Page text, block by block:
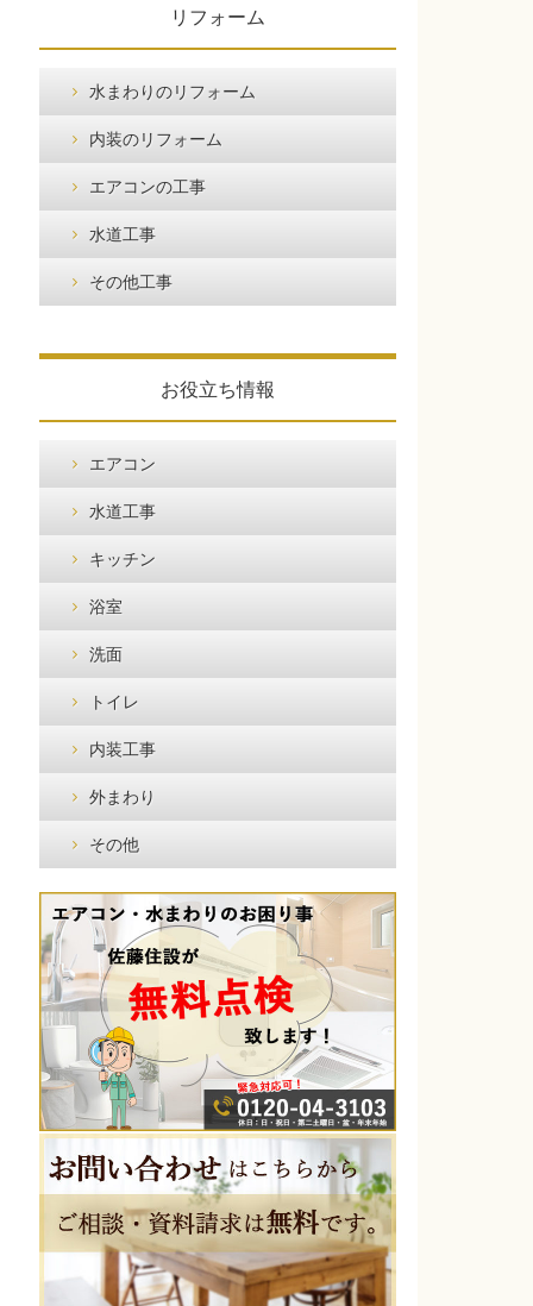
リフォーム
水まわりのリフォーム
内装のリフォーム
エアコンの工事
水道工事
その他工事
お役立ち情報
エアコン
水道工事
キッチン
浴室
洗面
トイレ
内装工事
外まわり
その他